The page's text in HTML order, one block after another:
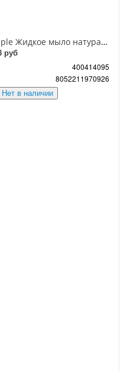
Florinda Liquid Soap Wild Apple Жидкое мыло натуральное на основе растительных масел Дикое яблоко 500 мл
руб
400414095
8052211970926
Нет в наличии